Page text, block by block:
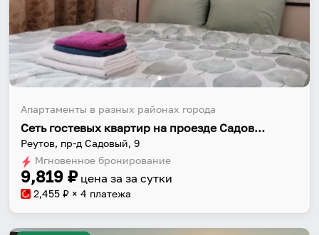
Апартаменты в разных районах города
Сеть гостевых квартир на проезде Садовый 9
Реутов, пр-д Садовый, 9
Мгновенное бронирование
9,819 ₽ цена за за сутки
2,455 ₽ × 4 платежа